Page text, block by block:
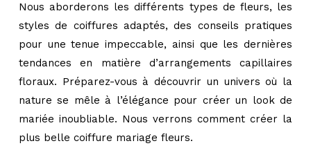
Nous aborderons les différents types de fleurs, les
styles de coiffures adaptés, des conseils pratiques
pour une tenue impeccable, ainsi que les dernières
tendances en matière d’arrangements capillaires
floraux. Préparez-vous à découvrir un univers où la
nature se mêle à l’élégance pour créer un look de
mariée inoubliable. Nous verrons comment créer la
plus belle coiffure mariage fleurs.